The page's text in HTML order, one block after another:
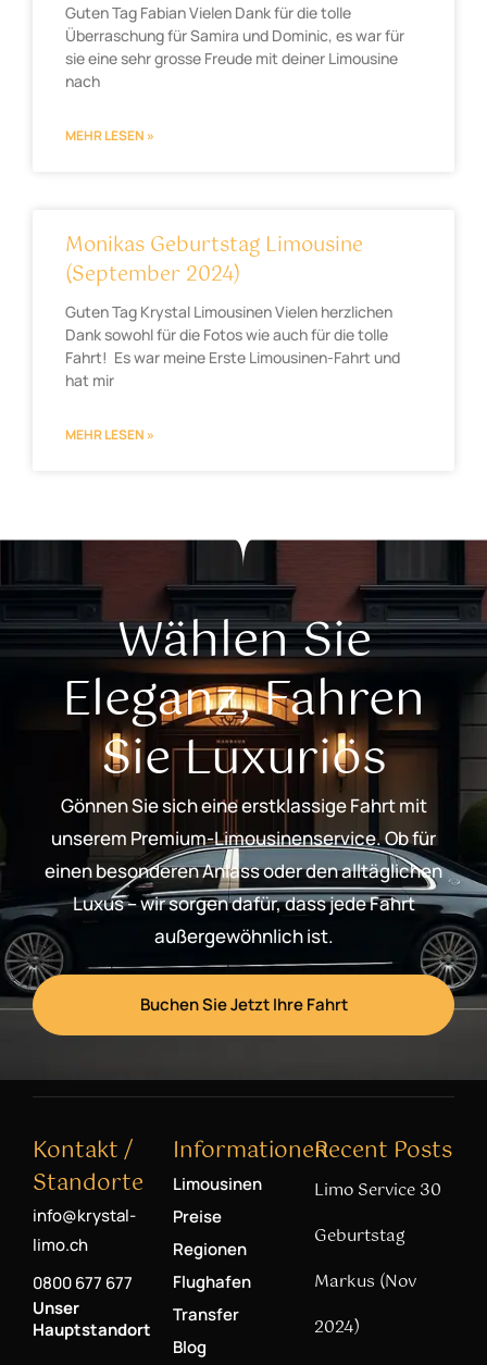
Guten Tag Fabian Vielen Dank für die tolle
Überraschung für Samira und Dominic, es war für
sie eine sehr grosse Freude mit deiner Limousine
nach
MEHR LESEN »
Monikas Geburtstag Limousine
(September 2024)
Guten Tag Krystal Limousinen Vielen herzlichen
Dank sowohl für die Fotos wie auch für die tolle
Fahrt! Es war meine Erste Limousinen-Fahrt und
hat mir
MEHR LESEN »
Wählen Sie
Eleganz, Fahren
Sie Luxuriös
Gönnen Sie sich eine erstklassige Fahrt mit
unserem Premium-Limousinenservice. Ob für
einen besonderen Anlass oder den alltäglichen
Luxus – wir sorgen dafür, dass jede Fahrt
außergewöhnlich ist.
Buchen Sie Jetzt Ihre Fahrt
Kontakt /
Standorte
info@krystal-
limo.ch
0800 677 677
Unser
Hauptstandort
Informationen
Limousinen
Preise
Regionen
Flughafen
Transfer
Blog
Recent Posts
Limo Service 30
Geburtstag
Markus (Nov
2024)